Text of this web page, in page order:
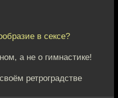
в сексе?
а не о гимнастике!
ретроградстве